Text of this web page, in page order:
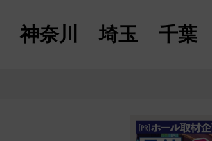
神奈川 埼玉 千葉